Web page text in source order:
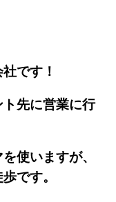
です！
先に営業に行
使いますが、
です。